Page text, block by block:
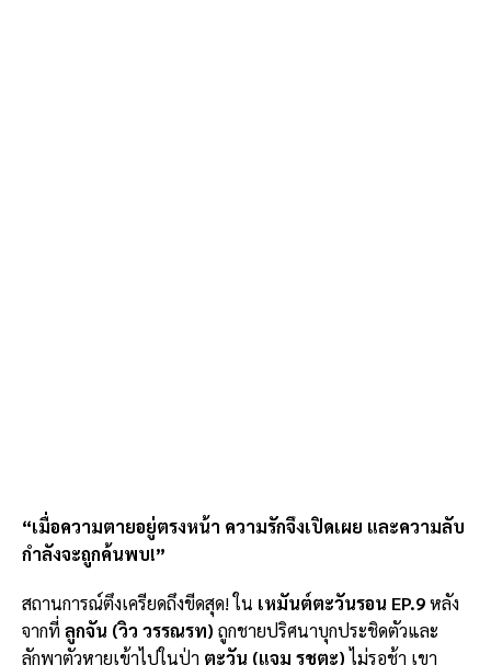
“เมื่อความตายอยู่ตรงหน้า ความรักจึงเปิดเผย และความลับ
กำลังจะถูกค้นพบ!”
สถานการณ์ตึงเครียดถึงขีดสุด! ใน เหมันต์ตะวันรอน EP.9หลัง
จากที่ ลูกจัน (วิว วรรณรท) ถูกชายปริศนาบุกประชิดตัวและ
ลักพาตัวหายเข้าไปในป่า ตะวัน (แจม รชตะ)ไม่รอช้า เขา